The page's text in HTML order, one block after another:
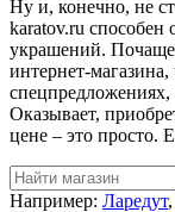
Ну и, конечно, не
karatov.ru
украшений. Почаще
интернет-
Оказывает,
цене – это просто.
Например: Ларедут,